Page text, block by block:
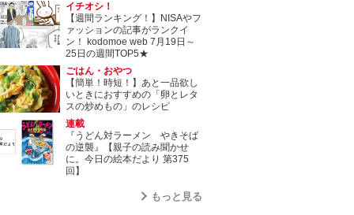
イチオシ！
【週間ランキング！】NISAやフ
ァッションの記事がランクイ
ン！ kodomoe web 7月19日～
25日の週間TOP5★
ごはん・おやつ
【簡単！時短！】あと一品欲し
いときにおすすめの「卵とレタ
スの炒めもの」のレシピ
連載
『うどん対ラーメン やきそば
の逆襲』【親子の読み聞かせ
に。今日の絵本だより 第375
回】
もっと見る